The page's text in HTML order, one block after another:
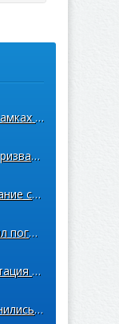
Исполнили детские мечты в рамках акции «Ёлка желаний»
Стать адвокатом – обрести призвание
Состоялось очередное заседание совета областной коллегии адвокатов
Председатель коллегии вручил погоны учащимся правовых классов
Состоялась очередная аттестация адвокатов областной коллегии
Адвокаты коллегии присоединились к акции «Дай лесу новае жыццё»